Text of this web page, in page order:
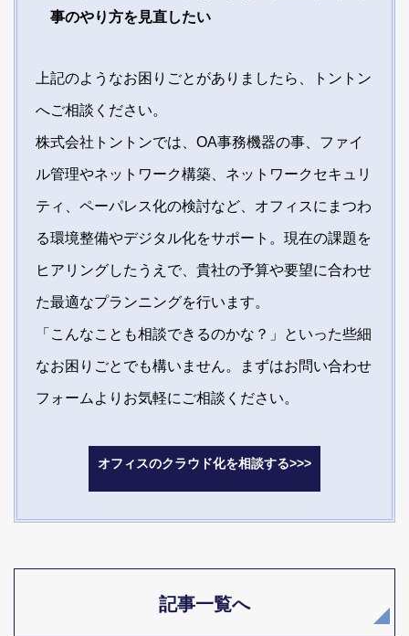
事のやり方を見直したい
上記のようなお困りごとがありましたら、トントン
へご相談ください。
株式会社トントンでは、OA事務機器の事、ファイ
ル管理やネットワーク構築、ネットワークセキュリ
ティ、ペーパレス化の検討など、オフィスにまつわ
る環境整備やデジタル化をサポート。現在の課題を
ヒアリングしたうえで、貴社の予算や要望に合わせ
た最適なプランニングを行います。
「こんなことも相談できるのかな？」といった些細
なお困りごとでも構いません。まずはお問い合わせ
フォームよりお気軽にご相談ください。
オフィスのクラウド化を相談する>>>
記事一覧へ